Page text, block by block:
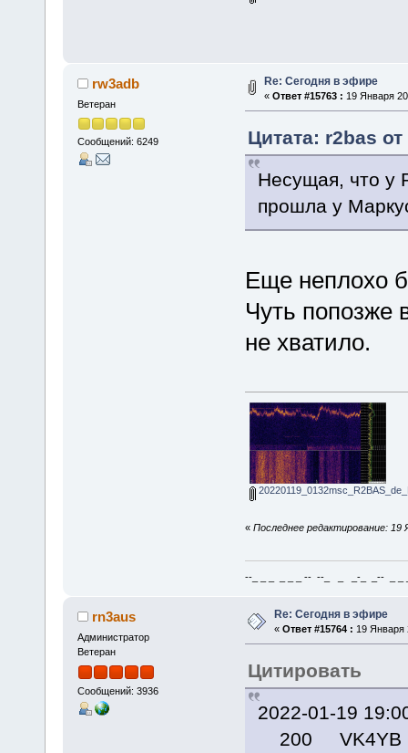
rw3adb
Ветеран
Сообщений: 6249
Re: Сегодня в эфире
« Ответ #15763 : 19 Января
Цитата: r2bas
Несущая, что у
прошла у
Еще неплохо
Чуть попозже
не хватило.
« Последнее редактирование: 19
--_ _ _ _ _ _ -- --_ _ _-_ _-- _ _
rn3aus
Администратор
Ветеран
Сообщений: 3936
Re: Сегодня в эфире
« Ответ #15764 : 19 Января
Цитировать
2022-01-19
200